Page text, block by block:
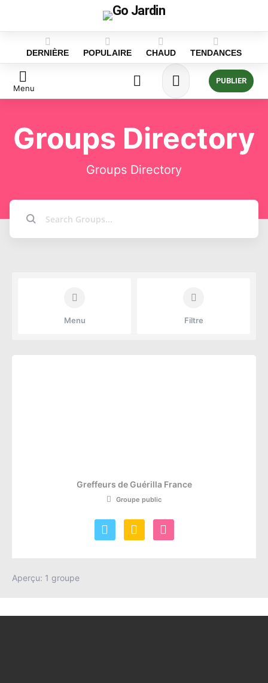
DERNIÈRE POPULAIRE CHAUD TENDANCES
Menu
PUBLIER
Groups Directory
Groups Directory
Menu Filtre
Greffeurs de Guérilla France
Groupe public
Aperçu: 1 groupe